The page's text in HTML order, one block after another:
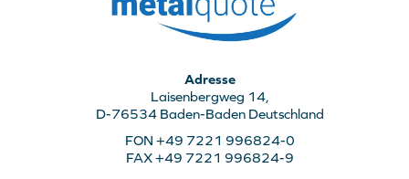
Adresse
Laisenbergweg 14,
D-76534 Baden-Baden Deutschland
FON +49 7221 996824-0
FAX +49 7221 996824-9